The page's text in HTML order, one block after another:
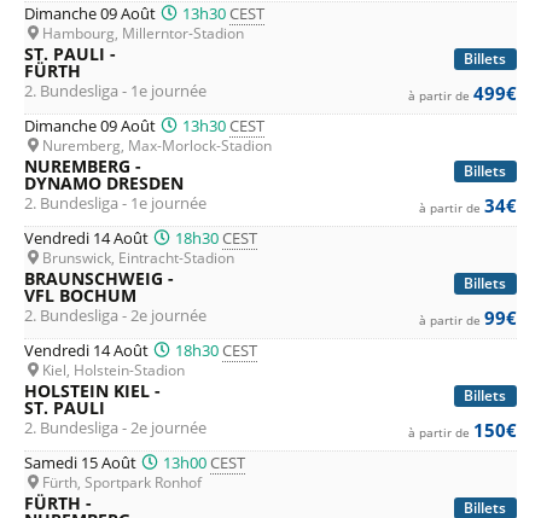
Dimanche 09 Août 13h30CEST
Hambourg, Millerntor-Stadion
Billets
ST. PAULI -
FÜRTH
2. Bundesliga - 1e journée à partir de 499€
Dimanche 09 Août 13h30CEST
Nuremberg, Max-Morlock-Stadion
Billets
NUREMBERG -
DYNAMO DRESDEN
2. Bundesliga - 1e journée à partir de 34€
Vendredi 14 Août 18h30CEST
Brunswick, Eintracht-Stadion
Billets
BRAUNSCHWEIG -
VFL BOCHUM
2. Bundesliga - 2e journée à partir de 99€
Vendredi 14 Août 18h30CEST
Kiel, Holstein-Stadion
Billets
HOLSTEIN KIEL -
ST. PAULI
2. Bundesliga - 2e journée à partir de 150€
Samedi 15 Août 13h00CEST
Fürth, Sportpark Ronhof
Billets
FÜRTH -